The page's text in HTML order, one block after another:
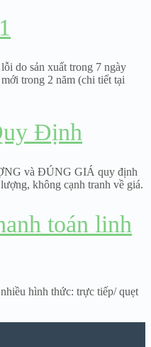
do sản xuất trong 7 ngày
trong 2 năm (chi tiết tại
Định
và ĐÚNG GIÁ quy định
không cạnh tranh về giá.
toán linh
hình thức: trực tiếp/ quẹt